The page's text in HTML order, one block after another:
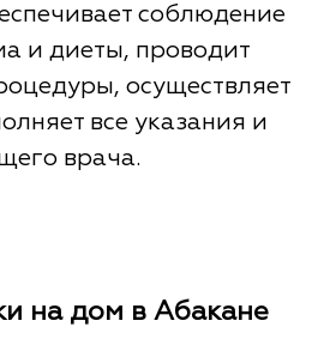
соблюдение
и диеты, проводит
осуществляет
все указания и
врача.
на дом в Абакане